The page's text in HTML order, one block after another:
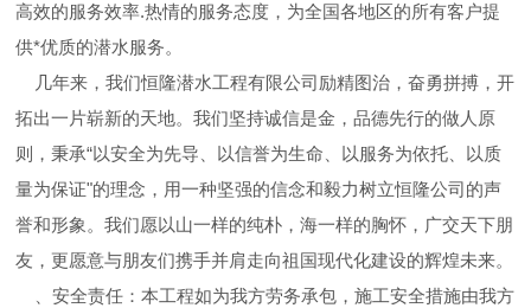
高效的服务效率.热情的服务态度，为全国各地区的所有客户提
供*优质的潜水服务。
几年来，我们恒隆潜水工程有限公司励精图治，奋勇拼搏，开
拓出一片崭新的天地。我们坚持诚信是金，品德先行的做人原
则，秉承“以安全为先导、以信誉为生命、以服务为依托、以质
量为保证"的理念，用一种坚强的信念和毅力树立恒隆公司的声
誉和形象。我们愿以山一样的纯朴，海一样的胸怀，广交天下朋
友，更愿意与朋友们携手并肩走向祖国现代化建设的辉煌未来。
、安全责任：本工程如为我方劳务承包，施工安全措施由我方